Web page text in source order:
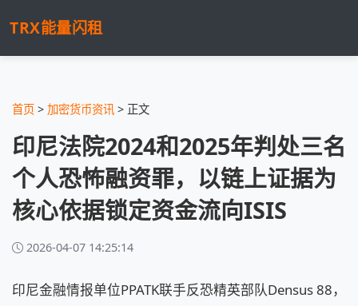
TRX能量闪租
首页 > 加密货币资讯 > 正文
印尼法院2024和2025年判处三名
个人恐怖融资罪，以链上证据为
核心依据锁定资金流向ISIS
2026-04-07 14:25:14
印尼金融情报单位PPATK联手反恐精英部队Densus 88，